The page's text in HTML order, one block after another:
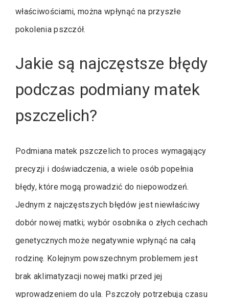
właściwościami, można wpłynąć na przyszłe
pokolenia pszczół.
Jakie są najczęstsze błędy
podczas podmiany matek
pszczelich?
Podmiana matek pszczelich to proces wymagający
precyzji i doświadczenia, a wiele osób popełnia
błędy, które mogą prowadzić do niepowodzeń.
Jednym z najczęstszych błędów jest niewłaściwy
dobór nowej matki; wybór osobnika o złych cechach
genetycznych może negatywnie wpłynąć na całą
rodzinę. Kolejnym powszechnym problemem jest
brak aklimatyzacji nowej matki przed jej
wprowadzeniem do ula. Pszczoły potrzebują czasu